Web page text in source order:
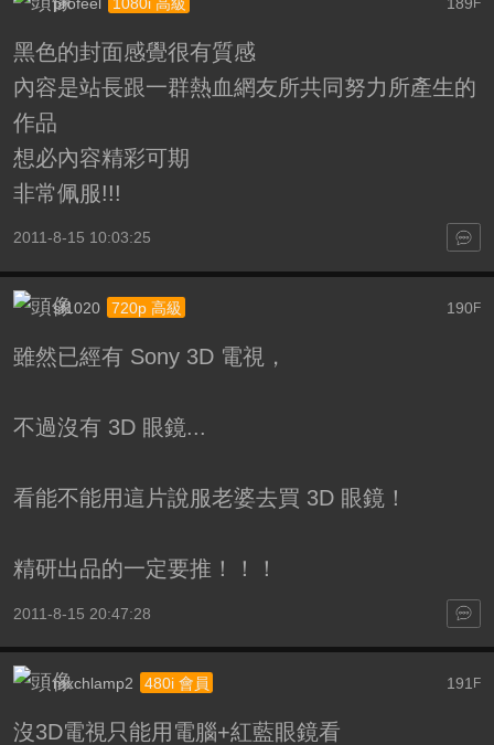
F
黑色的封面感覺很有質感
內容是站長跟一群熱血網友所共同努力所產生的
作品
想必內容精彩可期
非常佩服!!!
2011-8-15 10:03:25
190F
sf1020 720p 高級
雖然已經有 Sony 3D 電視，
不過沒有 3D 眼鏡...
看能不能用這片說服老婆去買 3D 眼鏡！
精研出品的一定要推！！！
2011-8-15 20:47:28
191 F
mxchlamp2 480i 會員
沒3D電視只能用電腦+紅藍眼鏡看